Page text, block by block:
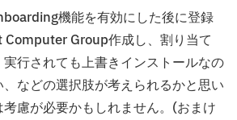
機能を有効にした後に登録
Computer Group作成し、割り当て
行されても上書きインストールなの
などの選択肢が考えられるかと思い
慮が必要かもしれません。(おまけ